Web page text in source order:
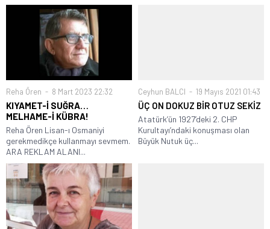
Reha Ören 8 Mart 2023 22:32
KIYAMET-İ SUĞRA…
MELHAME-İ KÜBRA!
Reha Ören Lisan-ı Osmaniyi
gerekmedikçe kullanmayı sevmem.
ARA REKLAM ALANI...
Ceyhun BALCI 19 Mayıs 2021 01:43
ÜÇ ON DOKUZ BİR OTUZ SEKİZ
Atatürk’ün 1927’deki 2. CHP
Kurultayı’ndaki konuşması olan
Büyük Nutuk üç...